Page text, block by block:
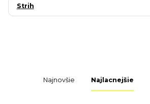
Strih
Najnovšie Najlacnejšie